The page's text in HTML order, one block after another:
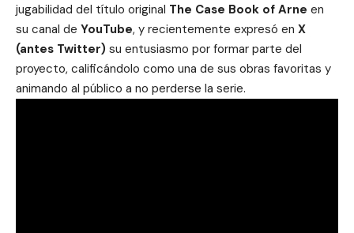
jugabilidad del título original The Case Book of Arne en
su canal de YouTube, y recientemente expresó en X
(antes Twitter) su entusiasmo por formar parte del
proyecto, calificándolo como una de sus obras favoritas y
animando al público a no perderse la serie.